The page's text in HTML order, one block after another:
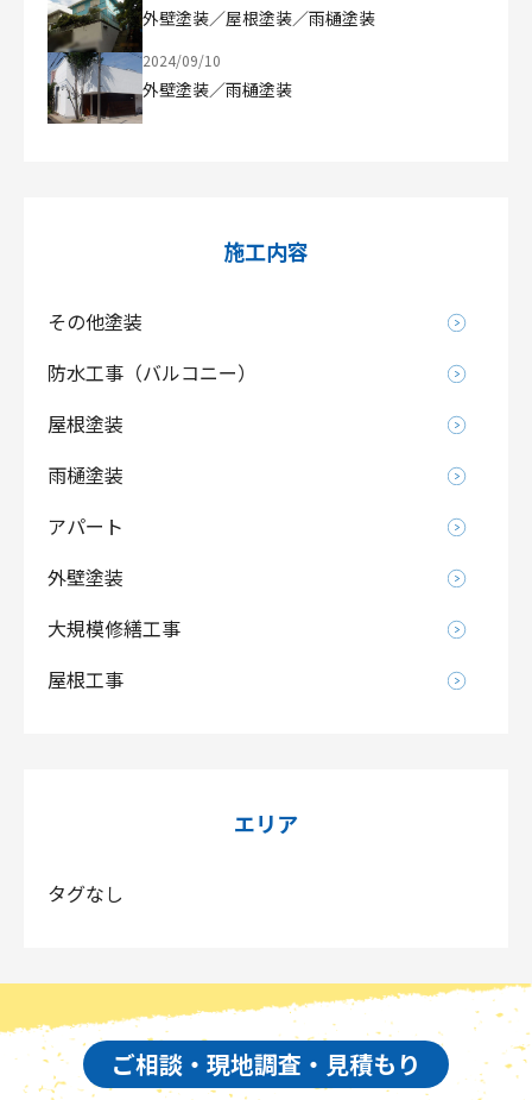
外壁塗装／屋根塗装／雨樋塗装
2024/09/10
外壁塗装／雨樋塗装
施工内容
その他塗装
防水工事（バルコニー）
屋根塗装
雨樋塗装
アパート
外壁塗装
大規模修繕工事
屋根工事
エリア
タグなし
ご相談・現地調査・見積もり